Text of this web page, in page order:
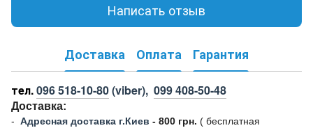
Написать отзыв
Доставка Оплата Гарантия
тел.096 518-10-80(viber), 099 408-50-48
Доставка:
- Адресная доставка г.Киев - 800 грн. ( бесплатная